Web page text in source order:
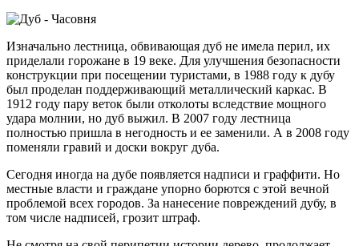
Изначально лестница, обвивающая дуб не имела перил, их
приделали горожане в 19 веке. Для улучшения безопасности
конструкции при посещении туристами, в 1988 году к дубу
был проделан поддерживающий металлический каркас. В
1912 году пару веток были отколоты вследствие мощного
удара молнии, но дуб выжил. В 2007 году лестница
полностью пришла в негодность и ее заменили. А в 2008 году
поменяли гравий и доски вокруг дуба.
Сегодня иногда на дубе появляется надписи и граффити. Но
местные власти и граждане упорно борются с этой вечной
проблемой всех городов. За нанесение повреждений дубу, в
том числе надписей, грозит штраф.